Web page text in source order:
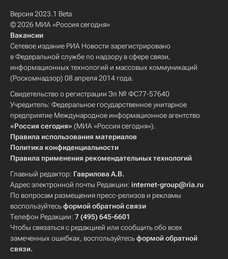
Версия 2023.1 Beta
© 2026 МИА «Россия сегодня»
Вакансии
Сетевое издание РИА Новости зарегистрировано
в Федеральной службе по надзору в сфере связи,
информационных технологий и массовых коммуникаций
(Роскомнадзор) 08 апреля 2014 года.
Свидетельство о регистрации Эл № ФС77-57640
Учредитель: Федеральное государственное унитарное
предприятие Международное информационное агентство
«Россия сегодня» (МИА «Россия сегодня»).
Правила использования материалов
Политика конфиденциальности
Правила применения рекомендательных технологий
Главный редактор: Гаврилова А.В.
Адрес электронной почты Редакции: internet-group@ria.ru
По вопросам размещения пресс-релизов и рекламы
воспользуйтесьформой обратной связи
Телефон Редакции: 7 (495) 645-6601
Чтобы связаться с редакцией или сообщить обо всех
замеченных ошибках, воспользуйтесьформой обратной
связи.